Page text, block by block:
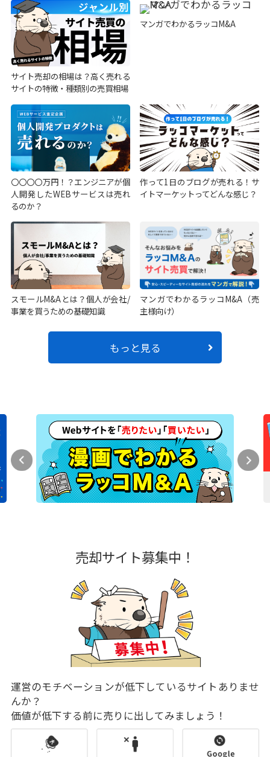
サイト売却の相場は？高く売れる
サイトの特徴・種類別の売買相場
マンガでわかるラッコM&A
〇〇〇〇万円！？エンジニアが個
人開発したWEBサービスは売れ
るのか？
作って1日のブログが売れる！サ
イトマーケットってどんな感じ？
スモールM&Aとは？個人が会社/
事業を買うための基礎知識
マンガでわかるラッコM&A（売
主様向け）
もっと見る
売却サイト募集中！
運営のモチベーションが低下しているサイトありませ
んか？
価値が低下する前に売りに出してみましょう！